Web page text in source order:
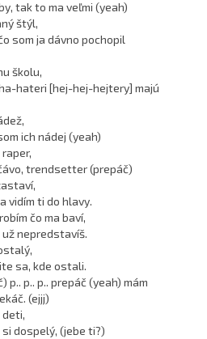
tak to ma veľmi (yeah)
štýl,
som ja dávno pochopil
školu,
hateri [hej-hej-hejtery] majú
ich nádej (yeah)
trendsetter (prepáč)
vidím ti do hlavy.
čo ma baví,
nepredstavíš.
sa, kde ostali.
p.. p.. p.. prepáč (yeah) mám
(ejjj)
deti,
dospelý, (jebe ti?)